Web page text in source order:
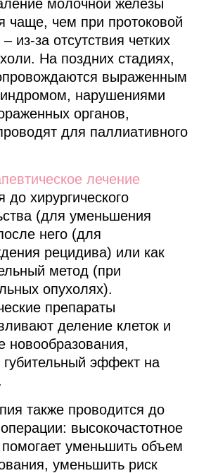
молочной железы
чаще, чем при протоковой
из-за отсутствия четких
На поздних стадиях,
выраженным
нарушениями
органов,
для паллиативного
лечение
до хирургического
(для уменьшения
него (для
рецидива) или как
метод (при
опухолях).
препараты
деление клеток и
новообразования,
эффект на
также проводится до
высокочастотное
уменьшить объем
уменьшить риск